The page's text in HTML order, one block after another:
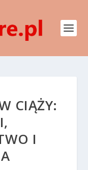
CIĄŻY:
I